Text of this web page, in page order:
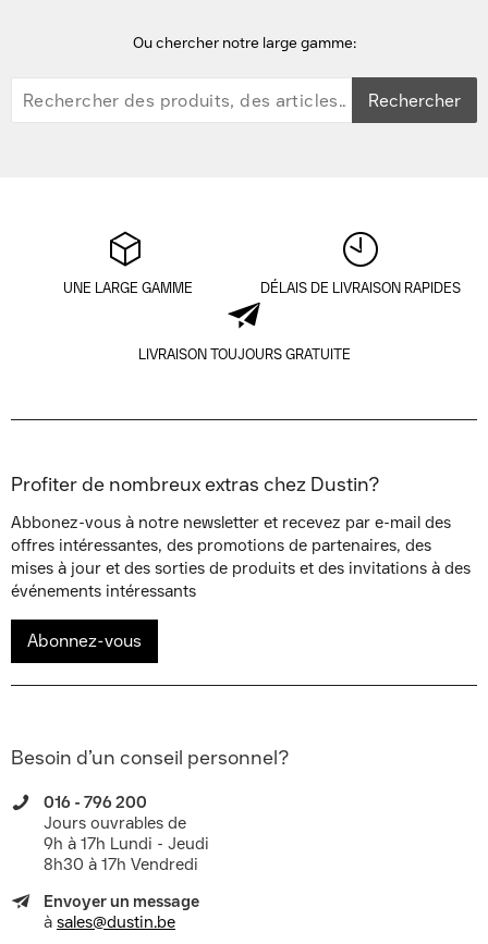
Ou chercher notre large gamme:
Rechercher
UNE LARGE GAMME DÉLAIS DE LIVRAISON RAPIDES
LIVRAISON TOUJOURS GRATUITE
Profiter de nombreux extras chez Dustin?
Abbonez-vous à notre newsletter et recevez par e-mail des
offres intéressantes, des promotions de partenaires, des
mises à jour et des sorties de produits et des invitations à des
événements intéressants
Abonnez-vous
Besoin d’un conseil personnel?
016 - 796 200
Jours ouvrables de
9h à 17h Lundi - Jeudi
8h30 à 17h Vendredi
Envoyer un message
à sales@dustin.be